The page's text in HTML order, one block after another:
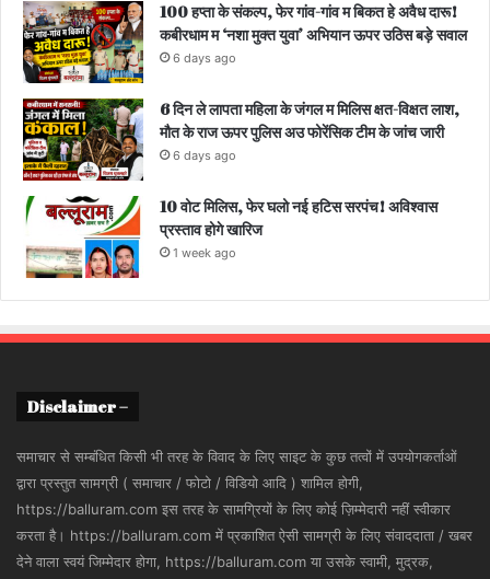
100 हप्ता के संकल्प, फेर गांव-गांव म बिकत हे अवैध दारू!
कबीरधाम म ‘नशा मुक्त युवा’ अभियान ऊपर उठिस बड़े सवाल
6 days ago
6 दिन ले लापता महिला के जंगल म मिलिस क्षत-विक्षत लाश,
मौत के राज ऊपर पुलिस अउ फोरेंसिक टीम के जांच जारी
6 days ago
10 वोट मिलिस, फेर घलो नई हटिस सरपंच! अविश्वास
प्रस्ताव होगे खारिज
1 week ago
Disclaimer –
समाचार से सम्बंधित किसी भी तरह के विवाद के लिए साइट के कुछ तत्वों में उपयोगकर्ताओं
द्वारा प्रस्तुत सामग्री ( समाचार / फोटो / विडियो आदि ) शामिल होगी,
https://balluram.com इस तरह के सामग्रियों के लिए कोई ज़िम्मेदारी नहीं स्वीकार
करता है। https://balluram.com में प्रकाशित ऐसी सामग्री के लिए संवाददाता / खबर
देने वाला स्वयं जिम्मेदार होगा, https://balluram.com या उसके स्वामी, मुद्रक,